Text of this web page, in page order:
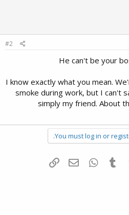
#2
He can't be your
I know exactly what you mean.
smoke during work, but I can't
simply my friend. About
You must log in or
Pinterest
Tumblr
WhatsAppדואר אלקטרוני